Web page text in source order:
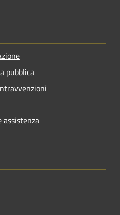
pubblica
assistenza